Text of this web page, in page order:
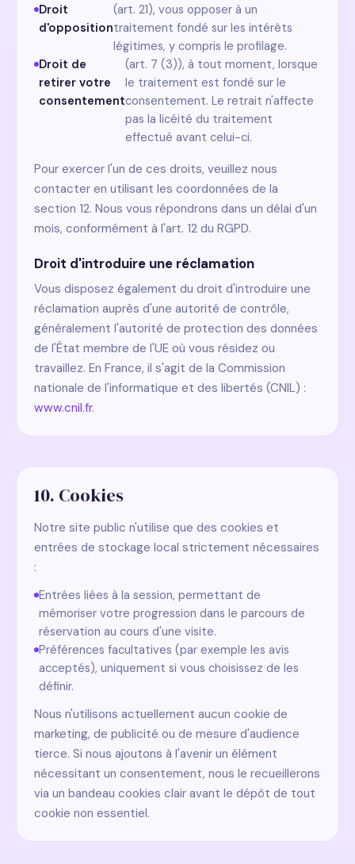
Droit
d'opposition
(art. 21), vous opposer à un
traitement fondé sur les intérêts
légitimes, y compris le profilage.
Droit de
retirer votre
consentement
(art. 7 (3)), à tout moment, lorsque
le traitement est fondé sur le
consentement. Le retrait n'affecte
pas la licéité du traitement
effectué avant celui-ci.
Pour exercer l'un de ces droits, veuillez nous
contacter en utilisant les coordonnées de la
section 12. Nous vous répondrons dans un délai d'un
mois, conformément à l'art. 12 du RGPD.
Droit d'introduire une réclamation
Vous disposez également du droit d'introduire une
réclamation auprès d'une autorité de contrôle,
généralement l'autorité de protection des données
de l'État membre de l'UE où vous résidez ou
travaillez. En France, il s'agit de la Commission
nationale de l'informatique et des libertés (CNIL) :
www.cnil.fr.
10. Cookies
Notre site public n'utilise que des cookies et
entrées de stockage local strictement nécessaires
:
Entrées liées à la session, permettant de
mémoriser votre progression dans le parcours de
réservation au cours d'une visite.
Préférences facultatives (par exemple les avis
acceptés), uniquement si vous choisissez de les
définir.
Nous n'utilisons actuellement aucun cookie de
marketing, de publicité ou de mesure d'audience
tierce. Si nous ajoutons à l'avenir un élément
nécessitant un consentement, nous le recueillerons
via un bandeau cookies clair avant le dépôt de tout
cookie non essentiel.